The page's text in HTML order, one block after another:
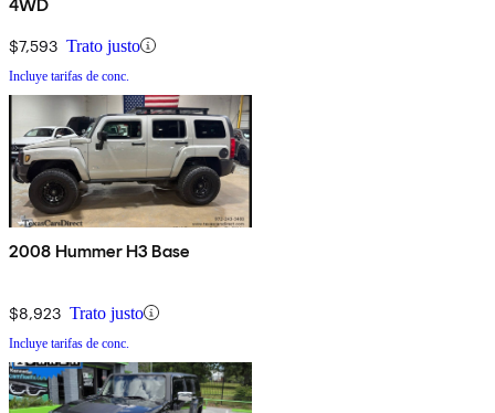
4WD
$7,593 Trato justo
Incluye tarifas de conc.
2008 Hummer H3 Base
$8,923 Trato justo
Incluye tarifas de conc.